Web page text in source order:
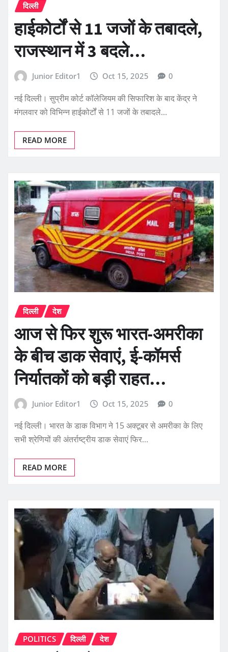
दिल्ली
हाईकोर्टों से 11 जजों के तबादले,
राजस्थान में 3 बदले…
Junior Editor1 Oct 15, 2025 0
नई दिल्ली। सुप्रीम कोर्ट कॉलेजियम की सिफारिश के बाद केंद्र ने
मंगलवार को विभिन्न हाईकोर्टों से 11 जजों के तबादले…
READ MORE
दिल्ली देश
आज से फिर शुरू भारत-अमरीका
के बीच डाक सेवाएं, ई-कॉमर्स
निर्यातकों को बड़ी राहत…
Junior Editor1 Oct 15, 2025 0
नई दिल्ली। भारत के डाक विभाग ने 15 अक्टूबर से अमरीका के लिए
सभी श्रेणियों की अंतर्राष्ट्रीय डाक सेवाएं फिर…
READ MORE
POLITICS दिल्ली देश